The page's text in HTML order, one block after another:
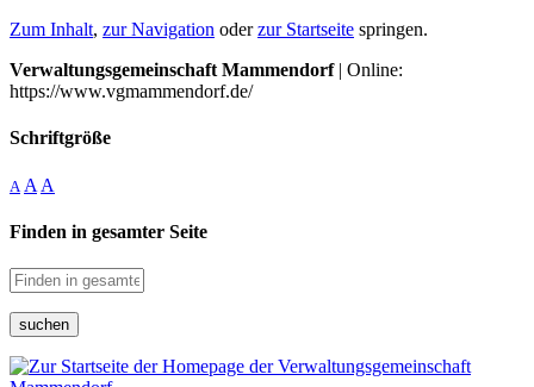
Zum Inhalt, zur Navigation oderzur Startseite springen.
Verwaltungsgemeinschaft Mammendorf| Online:
https://www.vgmammendorf.de/
Schriftgröße
A A A
Finden in gesamter Seite
suchen